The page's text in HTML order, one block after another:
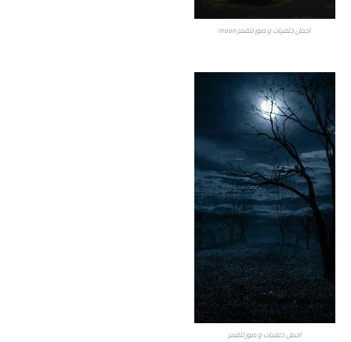
اجمل خلفيات و صور للقمر moon
اجمل خلفيات و صور للقمر